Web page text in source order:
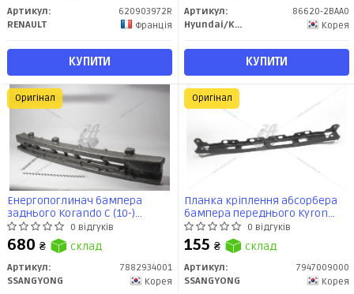
Артикул:
620903972R
RENAULT
Франція
КУПИТИ
Артикул:
86620-2BAA0
Hyundai/Kia/Mobis
Корея
КУПИТИ
Енергопоглинач бампера
заднього Korando C (10-)
(7882934001) SsangYong
0 відгуків
680 ₴ склад
Артикул:
7882934001
SSANGYONG
Корея
Оригінал
Планка кріплення абсорбера
бампера переднього Kyron
(05-) (7947009000) SsangYong
0 відгуків
155 ₴ склад
Артикул:
7947009000
SSANGYONG
Корея
Оригінал